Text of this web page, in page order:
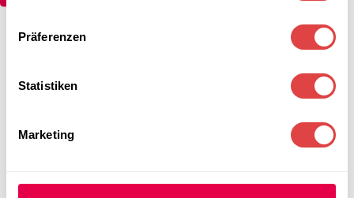
Präferenzen
Statistiken
Marketing